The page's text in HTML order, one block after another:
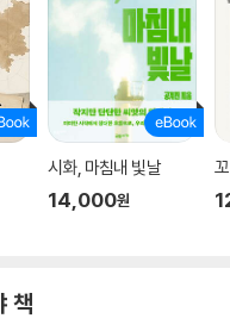
시화, 마침내 빛날
14,000원
책